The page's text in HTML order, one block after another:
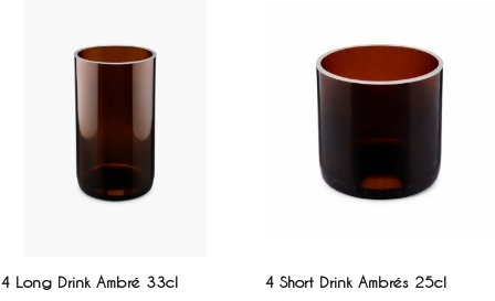
4 Long Drink Ambré 33cl 4 Short Drink Ambrés 25cl